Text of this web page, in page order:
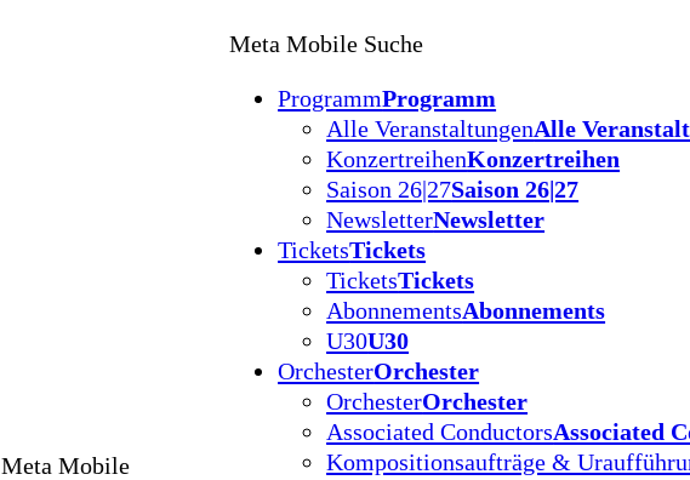
Meta Mobile
Meta Mobile Suche
ProgrammProgramm
Alle VeranstaltungenAlle
KonzertreihenKonzertreihen
Saison 26|27Saison 26|27
NewsletterNewsletter
TicketsTickets
TicketsTickets
AbonnementsAbonnements
U30U30
OrchesterOrchester
OrchesterOrchester
Associated ConductorsAssociated
Kompositionsaufträge &